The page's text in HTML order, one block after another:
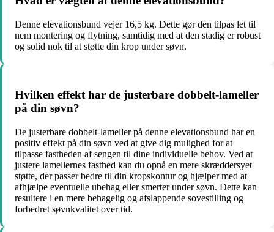
Denne elevationsbund vejer 16,5 kg. Dette gør den tilpas let til
nem montering og flytning, samtidig med at den stadig er robust
og solid nok til at støtte din krop under søvn.
Hvilken effekt har de justerbare dobbelt-lameller
på din søvn?
De justerbare dobbelt-lameller på denne elevationsbund har en
positiv effekt på din søvn ved at give dig mulighed for at
tilpasse fastheden af sengen til dine individuelle behov. Ved at
justere lamellernes fasthed kan du opnå en mere skræddersyet
støtte, der passer bedre til din kropskontur og hjælper med at
afhjælpe eventuelle ubehag eller smerter under søvn. Dette kan
resultere i en mere behagelig og afslappende sovestilling og
forbedret søvnkvalitet over tid.